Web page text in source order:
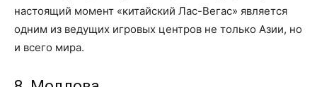
настоящий момент «китайский Лас-Вегас» является
одним из ведущих игровых центров не только Азии, но
и всего мира.